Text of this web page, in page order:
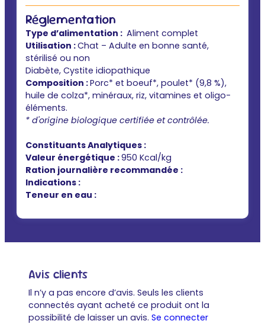
Réglementation
Type d’alimentation : Aliment complet
Utilisation :Chat – Adulte en bonne santé,
stérilisé ou non
Diabète, Cystite idiopathique
Composition :Porc* et boeuf*, poulet* (9,8 %),
huile de colza*, minéraux, riz, vitamines et oligo-
éléments.
* d'origine biologique certifiée et contrôlée.
Constituants Analytiques :
Valeur énergétique :950 Kcal/kg
Ration journalière recommandée :
Indications :
Teneur en eau :
Avis clients
Il n’y a pas encore d’avis. Seuls les clients
connectés ayant acheté ce produit ont la
possibilité de laisser un avis. Se connecter